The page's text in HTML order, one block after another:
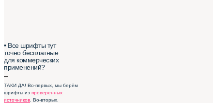
• Все шрифты тут
точно бесплатные
для коммерческих
применений?
–
ТАКИ ДА! Во-первых, мы берём
шрифты из проверенных
источников . Во-вторых,